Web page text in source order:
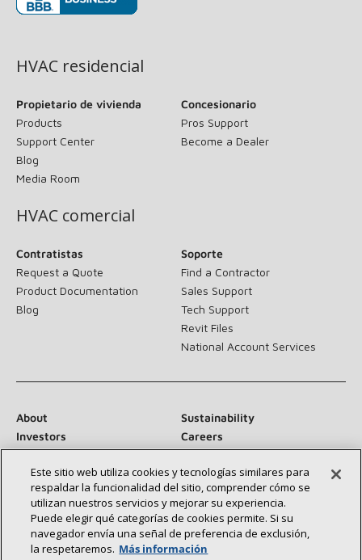
HVAC residencial
Propietario de vivienda
Products
Support Center
Blog
Media Room
Concesionario
Pros Support
Become a Dealer
HVAC comercial
Contratistas
Request a Quote
Product Documentation
Blog
Soporte
Find a Contractor
Sales Support
Tech Support
Revit Files
National Account Services
About
Sustainability
Investors
Careers
Suppliers
Contact Us
Newsroom
Conéctese con nosotros:
Este sitio web utiliza cookies y tecnologías similares para
respaldar la funcionalidad del sitio, comprender cómo se
utilizan nuestros servicios y mejorar su experiencia.
Puede elegir qué categorías de cookies permite. Si su
navegador envía una señal de preferencia de exclusión,
la respetaremos. Más información